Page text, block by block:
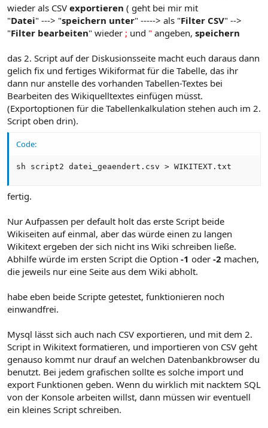
wieder als CSV exportieren ( geht bei mir mit
"Datei" ---> "speichern unter" -----> als "Filter CSV" -->
"Filter bearbeiten" wieder ; und " angeben, speichern
das 2. Script auf der Diskusionsseite macht euch daraus dann
gelich fix und fertiges Wikiformat für die Tabelle, das ihr
dann nur anstelle des vorhanden Tabellen-Textes bei
Bearbeiten des Wikiquelltextes einfügen müsst.
(Exportoptionen für die Tabellenkalkulation stehen auch im 2.
Script oben drin).
Code:
sh script2 datei_geaendert.csv > WIKITEXT.txt
fertig.
Nur Aufpassen per default holt das erste Script beide
Wikiseiten auf einmal, aber das würde einen zu langen
Wikitext ergeben der sich nicht ins Wiki schreiben ließe.
Abhilfe würde im ersten Script die Option -1 oder -2 machen,
die jeweils nur eine Seite aus dem Wiki abholt.
habe eben beide Scripte getestet, funktionieren noch
einwandfrei.
Mysql lässt sich auch nach CSV exportieren, und mit dem 2.
Script in Wikitext formatieren, und importieren von CSV geht
genauso kommt nur drauf an welchen Datenbankbrowser du
benutzt. Bei jedem grafischen sollte es solche import und
export Funktionen geben. Wenn du wirklich mit nacktem SQL
von der Konsole arbeiten willst, dann müssen wir eventuell
ein kleines Script schreiben.